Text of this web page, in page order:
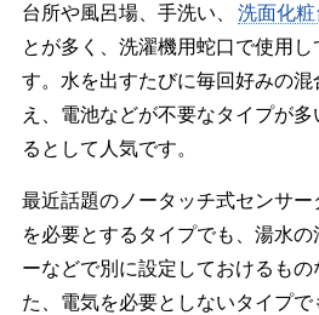
台所や風呂場、手洗い、 洗面化粧
とが多く、洗濯機用蛇口で使用し
す。水を出すたびに毎回好みの混
え、電池などが不要なタイプが多
るとして人気です。
最近話題のノータッチ式センサ
を必要とするタイプでも、湯水
ーなどで別に設定しておけるもの
た、電気を必要としないタイプ